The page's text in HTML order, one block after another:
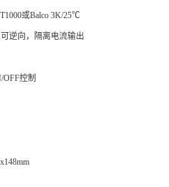
或Balco 3K/25℃
逆向，隔离电流输出
控制